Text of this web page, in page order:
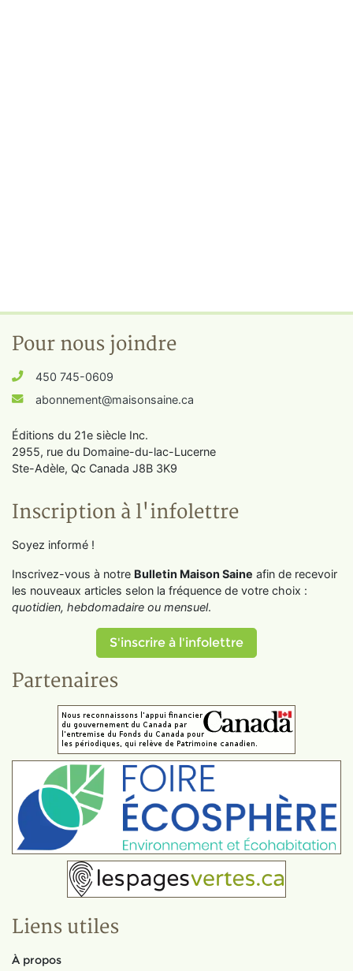
Pour nous joindre
450 745-0609
abonnement@maisonsaine.ca
Éditions du 21e siècle Inc.
2955, rue du Domaine-du-lac-Lucerne
Ste-Adèle, Qc Canada J8B 3K9
Inscription à l'infolettre
Soyez informé !
Inscrivez-vous à notre Bulletin Maison Saine afin de recevoir
les nouveaux articles selon la fréquence de votre choix :
quotidien, hebdomadaire ou mensuel.
S'inscrire à l'infolettre
Partenaires
Liens utiles
À propos